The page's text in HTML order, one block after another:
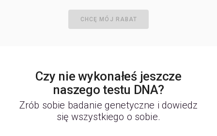
CHCĘ MÓJ RABAT
Czy nie wykonałeś jeszcze
naszego testu DNA?
Zrób sobie badanie genetyczne i dowiedz
się wszystkiego o sobie.